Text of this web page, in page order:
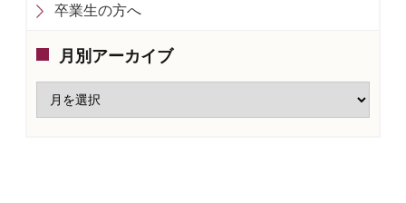
卒業生の方へ
月別アーカイブ